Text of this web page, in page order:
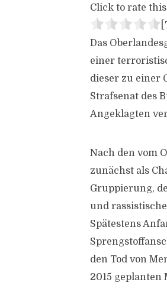
Click to rate this
Das
einer
dieser zu einer
Strafsenat des
Angeklagten
Nach den vom
zunächst als
Gruppierung,
und
Spätestens
den Tod von
2015